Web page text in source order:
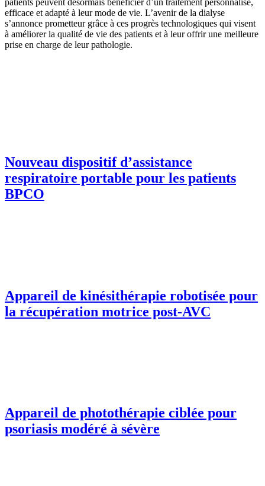
patients peuvent désormais bénéficier d’un traitement personnalisé,
efficace et adapté à leur mode de vie. L’avenir de la dialyse
s’annonce prometteur grâce à ces progrès technologiques qui visent
à améliorer la qualité de vie des patients et à leur offrir une meilleure
prise en charge de leur pathologie.
Nouveau dispositif d’assistance
respiratoire portable pour les patients
BPCO
Appareil de kinésithérapie robotisée pour
la récupération motrice post-AVC
Appareil de photothérapie ciblée pour
psoriasis modéré à sévère